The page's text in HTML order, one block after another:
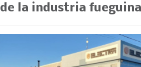
de la industria fueguina